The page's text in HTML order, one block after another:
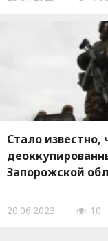
Стало известно,
Запорожской
20.06.2023 10